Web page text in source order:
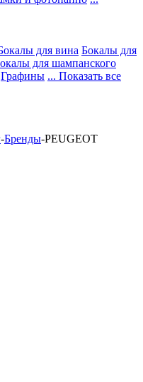
для вина Бокалы для
для шампанского
Графины ... Показать все
-Бренды-PEUGEOT